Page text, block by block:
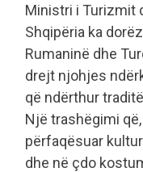
Ministri i Turizmit
Shqipëria ka
Rumaninë dhe
drejt njohjes
që ndërthur
Një trashëgimi
përfaqësuar
dhe në çdo